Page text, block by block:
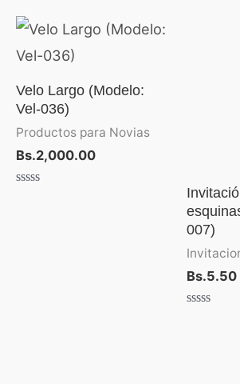
Velo Largo (Modelo:
Vel-036)
Productos para Novias
Bs.2,000.00
007)
Bs.5.50